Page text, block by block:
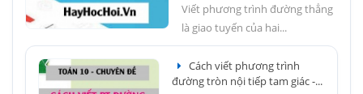
Viết phương trình đường thẳng
là giao tuyến của hai...
Cách viết phương trình
đường tròn nội tiếp tam giác -...